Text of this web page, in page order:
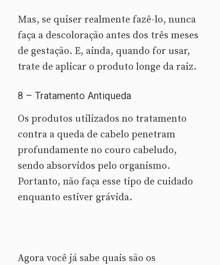
Mas, se quiser realmente fazê-lo, nunca
faça a descoloração antes dos três meses
de gestação. E, ainda, quando for usar,
trate de aplicar o produto longe da raiz.
8 – Tratamento Antiqueda
Os produtos utilizados no tratamento
contra a queda de cabelo penetram
profundamente no couro cabeludo,
sendo absorvidos pelo organismo.
Portanto, não faça esse tipo de cuidado
enquanto estiver grávida.
Agora você já sabe quais são os